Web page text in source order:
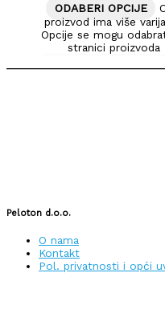
ODABERI OPCIJE
proizvod ima više
Opcije se mogu
stranici proizvoda
Peloton d.o.o.
O nama
Kontakt
Pol. privatnosti i opći